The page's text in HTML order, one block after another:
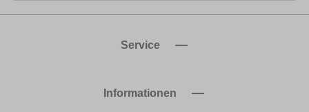
Service
Informationen